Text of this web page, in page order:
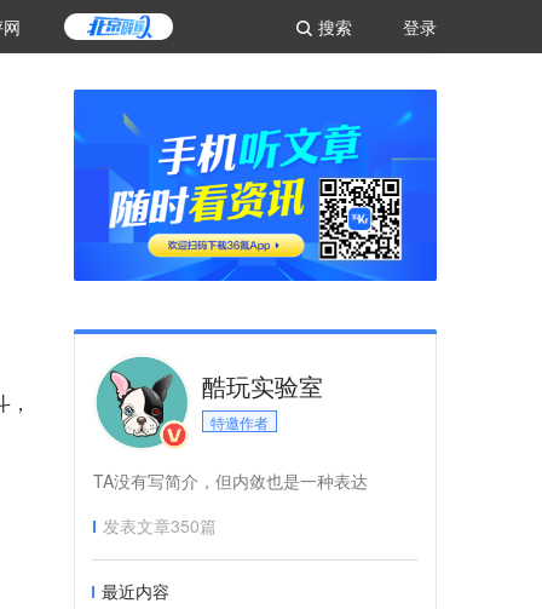
登录
搜索
酷玩实验室
特邀作者
TA没有写简介，但内敛也是一种表达
发表文章350篇
最近内容